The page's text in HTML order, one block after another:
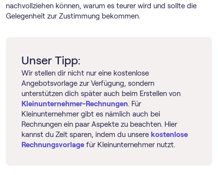
nachvollziehen können, warum es teurer wird und sollte die
Gelegenheit zur Zustimmung bekommen.
Unser Tipp:
Wir stellen dir nicht nur eine kostenlose
Angebotsvorlage zur Verfügung, sondern
unterstützen dich später auch beim Erstellen von
Kleinunternehmer-Rechnungen. Für
Kleinunternehmer gibt es nämlich auch bei
Rechnungen ein paar Aspekte zu beachten. Hier
kannst du Zeit sparen, indem du unsere kostenlose
Rechnungsvorlage für Kleinunternehmer nutzt.